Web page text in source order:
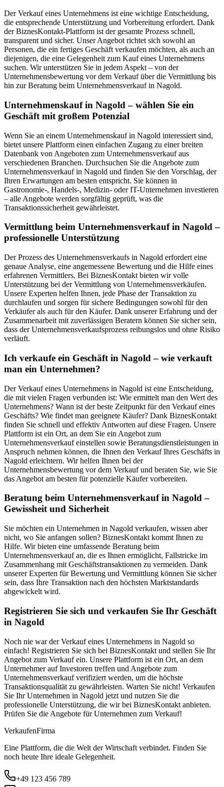
Der Verkauf eines Unternehmens ist eine wichtige Entscheidung,
die entsprechende Unterstützung und Vorbereitung erfordert. Dank
der BiznesKontakt-Plattform ist der gesamte Prozess schnell,
transparent und sicher. Unser Angebot richtet sich sowohl an
Personen, die ein fertiges Geschäft verkaufen möchten, als auch an
diejenigen, die eine Gelegenheit zum Kauf eines Unternehmens
suchen. Wir unterstützen Sie in jedem Aspekt – von der
Unternehmensbewertung vor dem Verkauf über die Vermittlung bis
hin zur Beratung beim Unternehmensverkauf in Nagold.
Unternehmenskauf in Nagold – wählen Sie ein
Geschäft mit großem Potenzial
Wenn Sie an einem Unternehmenskauf in Nagold interessiert sind,
bietet unsere Plattform einen einfachen Zugang zu einer breiten
Datenbank von Angeboten zum Unternehmensverkauf aus
verschiedenen Branchen. Durchsuchen Sie die Angebote zum
Unternehmensverkauf in Nagold und finden Sie den Vorschlag, der
Ihren Erwartungen am besten entspricht. Sie können in
Gastronomie-, Handels-, Medizin- oder IT-Unternehmen investieren
– alle Angebote werden sorgfältig geprüft, was die
Transaktionssicherheit gewährleistet.
Vermittlung beim Unternehmensverkauf in Nagold –
professionelle Unterstützung
Der Prozess des Unternehmensverkaufs in Nagold erfordert eine
genaue Analyse, eine angemessene Bewertung und die Hilfe eines
erfahrenen Vermittlers. Bei BiznesKontakt bieten wir volle
Unterstützung bei der Vermittlung von Unternehmensverkäufen.
Unsere Experten helfen Ihnen, jede Phase der Transaktion zu
durchlaufen und sorgen für sichere Bedingungen sowohl für den
Verkäufer als auch für den Käufer. Dank unserer Erfahrung und der
Zusammenarbeit mit zuverlässigen Beratern können Sie sicher sein,
dass der Unternehmensverkaufsprozess reibungslos und ohne Risiko
verläuft.
Ich verkaufe ein Geschäft in Nagold – wie verkauft
man ein Unternehmen?
Der Verkauf eines Unternehmens in Nagold ist eine Entscheidung,
die mit vielen Fragen verbunden ist: Wie ermittelt man den Wert des
Unternehmens? Wann ist der beste Zeitpunkt für den Verkauf eines
Geschäfts? Wie findet man geeignete Käufer? Dank BiznesKontakt
finden Sie schnell und effektiv Antworten auf diese Fragen. Unsere
Plattform ist ein Ort, an dem Sie ein Angebot zum
Unternehmensverkauf einstellen sowie Beratungsdienstleistungen in
Anspruch nehmen können, die Ihnen den Verkauf Ihres Geschäfts in
Nagold erleichtern. Wir helfen Ihnen bei der
Unternehmensbewertung vor dem Verkauf und beraten Sie, wie Sie
das Angebot am besten für potenzielle Käufer vorbereiten.
Beratung beim Unternehmensverkauf in Nagold –
Gewissheit und Sicherheit
Sie möchten ein Unternehmen in Nagold verkaufen, wissen aber
nicht, wo Sie anfangen sollen? BiznesKontakt kommt Ihnen zu
Hilfe. Wir bieten eine umfassende Beratung beim
Unternehmensverkauf an, die es Ihnen ermöglicht, Fallstricke im
Zusammenhang mit Geschäftstransaktionen zu vermeiden. Dank
unserer Experten für Bewertung und Vermittlung können Sie sicher
sein, dass Ihre Transaktion nach den höchsten Marktstandards
abgewickelt wird.
Registrieren Sie sich und verkaufen Sie Ihr Geschäft
in Nagold
Noch nie war der Verkauf eines Unternehmens in Nagold so
einfach! Registrieren Sie sich bei BiznesKontakt und stellen Sie Ihr
Angebot zum Verkauf ein. Unsere Plattform ist ein Ort, an dem
Unternehmer auf Investoren treffen und Angebote zum
Unternehmensverkauf verifiziert werden, um die höchste
Transaktionsqualität zu gewährleisten. Warten Sie nicht! Verkaufen
Sie Ihr Unternehmen in Nagold jetzt und nutzen Sie die
professionelle Unterstützung, die wir bei BiznesKontakt anbieten.
Prüfen Sie die Angebote für Unternehmen zum Verkauf!
VerkaufenFirma
Eine Plattform, die die Welt der Wirtschaft verbindet. Finden Sie
noch heute Ihre ideale Gelegenheit.
+49 123 456 789